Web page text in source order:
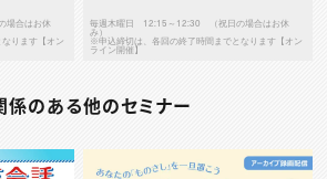
合はお休
ります【オン
毎週木曜日 12:15～12:30 （祝日の場合はお休
み）
※申込締切は、各回の終了時間までとなります【オン
ライン開催】
係のある他のセミナー